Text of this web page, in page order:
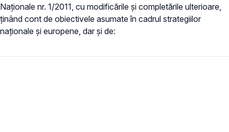
Naționale nr. 1/2011, cu modificările și completările ulterioare,
ținând cont de obiectivele asumate în cadrul strategiilor
naționale și europene, dar și de: